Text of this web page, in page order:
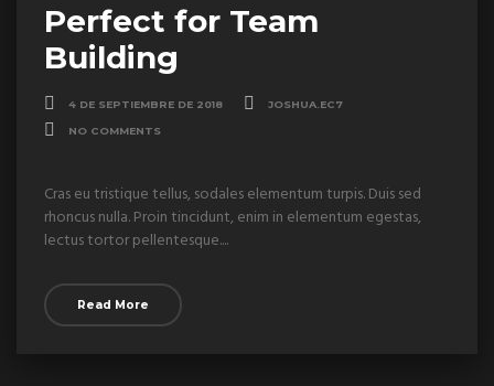
Perfect for Team
Building
4 DE SEPTIEMBRE DE 2018 JOSHUA.EC7
NO COMMENTS
Cras eu tristique tellus, sodales elementum turpis. Duis sed
rhoncus nulla. Proin tincidunt, enim in elementum egestas,
lectus tortor pellentesque....
Read More